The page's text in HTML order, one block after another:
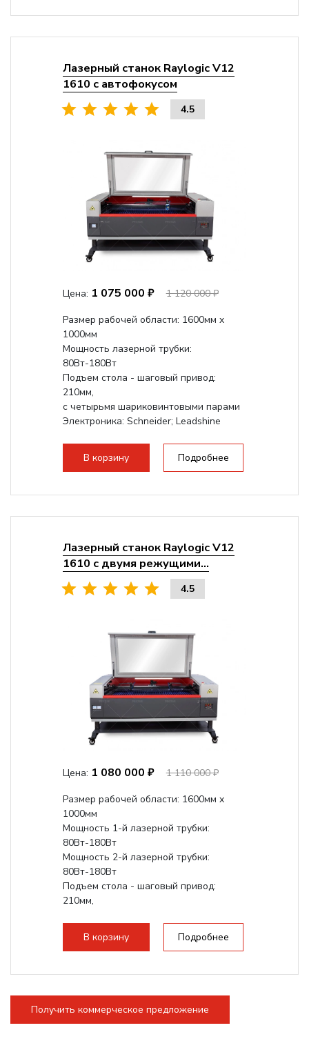
Лазерный станок Raylogic V12
1610 с автофокусом
4.5
Цена: 1 075 000 ₽
1 120 000 ₽
Размер рабочей области: 1600мм x
1000мм
Мощность лазерной трубки:
80Вт-180Вт
Подъем стола - шаговый привод:
210мм,
с четырьмя шариковинтовыми парами
Электроника: Schneider; Leadshine
В корзину Подробнее
Лазерный станок Raylogic V12
1610 с двумя режущими...
4.5
Цена: 1 080 000 ₽
1 110 000 ₽
Размер рабочей области: 1600мм x
1000мм
Мощность 1-й лазерной трубки:
80Вт-180Вт
Мощность 2-й лазерной трубки:
80Вт-180Вт
Подъем стола - шаговый привод:
210мм,
Проводка:...
В корзину Подробнее
Получить коммерческое предложение